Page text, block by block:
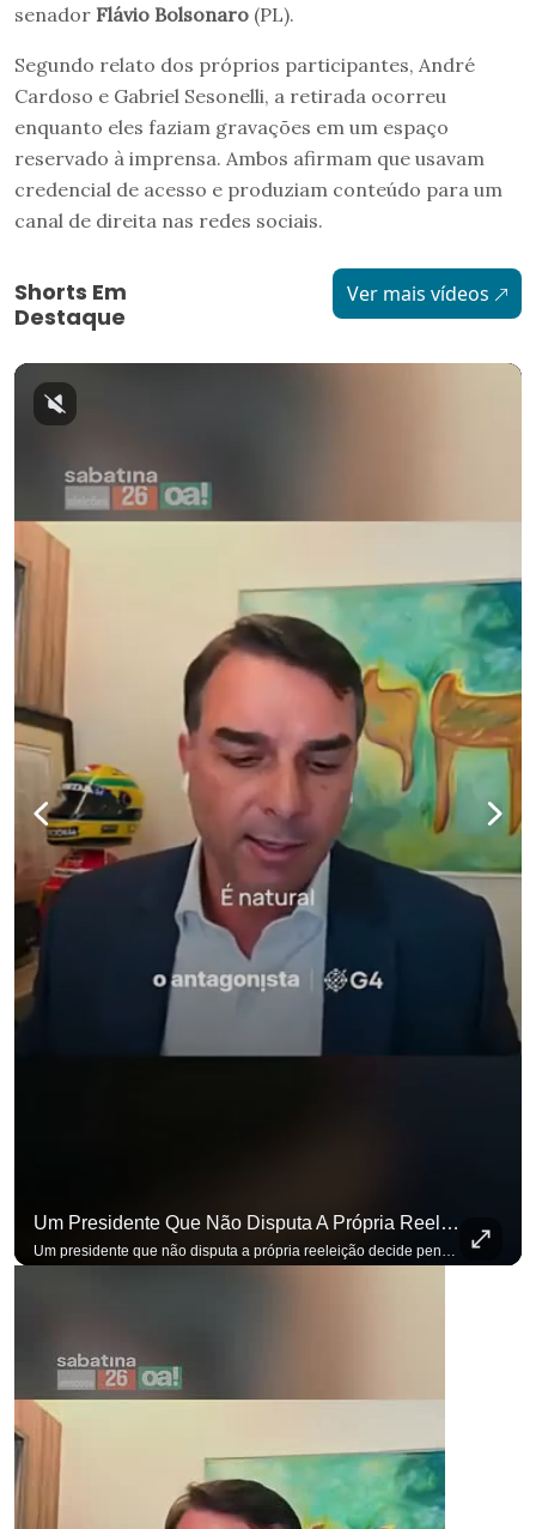
senador Flávio Bolsonaro (PL).
Segundo relato dos próprios participantes, André
Cardoso e Gabriel Sesonelli, a retirada ocorreu
enquanto eles faziam gravações em um espaço
reservado à imprensa. Ambos afirmam que usavam
credencial de acesso e produziam conteúdo para um
canal de direita nas redes sociais.
Shorts Em
Destaque
Ver mais vídeos
Um Presidente Que Não Disputa A Própria Reeleição Decide Pensando Em Quem Vem Depois.
Um presidente que não disputa a própria reeleição decide pensando em quem vem depois. Foi assim que Flávio Bolsonaro defendeu a PEC do fim da reeleição, primeira das medidas que citou para o ambiente de negócios. Se você busca informação com credibilidade, inscreva-se agora e ative o